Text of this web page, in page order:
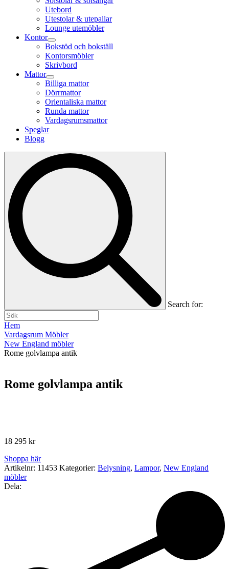
Utebord
Utestolar & utepallar
Lounge utemöbler
Kontor
Bokstöd och bokställ
Kontorsmöbler
Skrivbord
Mattor
Billiga mattor
Dörrmattor
Orientaliska mattor
Runda mattor
Vardagsrumsmattor
Speglar
Blogg
Search for:
Hem
Vardagsrum Möbler
New England möbler
Rome golvlampa antik
Rome golvlampa antik
18 295 kr
Shoppa här
Artikelnr: 11453 Kategorier: Belysning, Lampor, New England
möbler
Dela: